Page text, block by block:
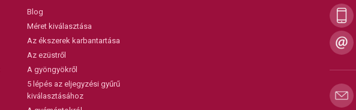
Blog
Méret kiválasztása
Az ékszerek karbantartása
Az ezüstről
A gyöngyökről
5 lépés az eljegyzési gyűrű
kiválasztásához